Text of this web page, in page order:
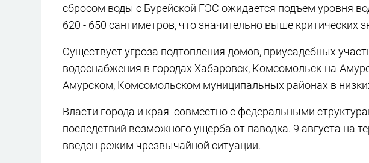
сбросом воды с Бурейской ГЭС ожидается подъем уровня
620 - 650 сантиметров, что значительно выше критических
Существует угроза подтопления домов, приусадебных
водоснабжения в городах Хабаровск, Комсомольск-на-
Амурском, Комсомольском муниципальных районах в
Власти города и края совместно с федеральными
последствий возможного ущерба от паводка. 9 августа на
введен режим чрезвычайной ситуации.